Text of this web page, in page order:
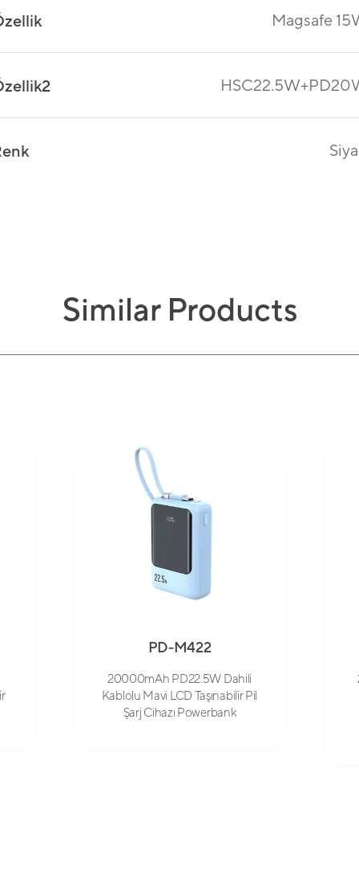
Magsafe
Similar Products
PD-M422
20000mAh PD22.5W Dahili
Kablolu Mavi LCD Taşınabilir Pil
Şarj Cihazı Powerbank